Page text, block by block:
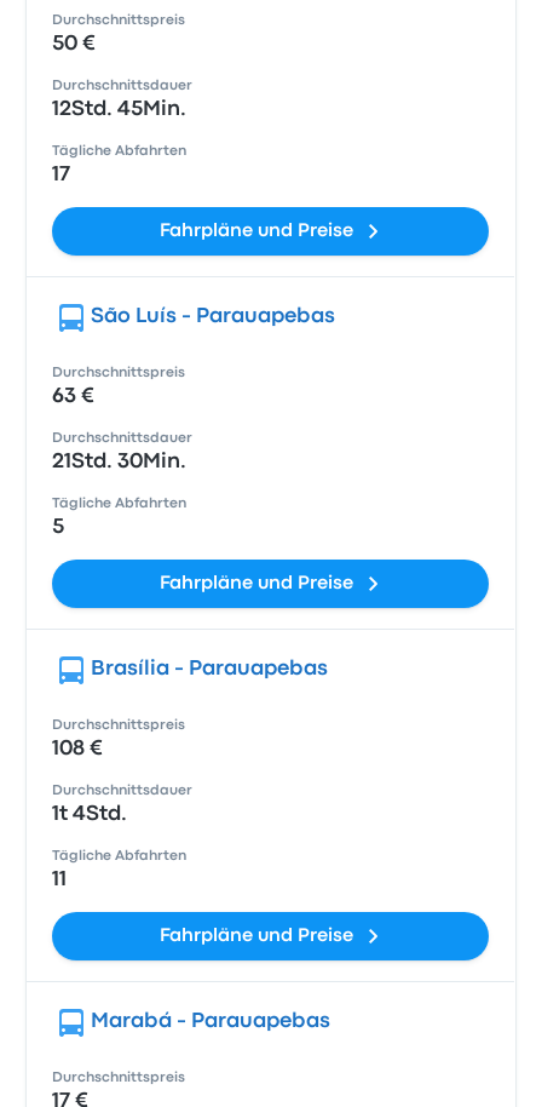
Durchschnittspreis
50 €
Durchschnittsdauer
12Std. 45Min.
Tägliche Abfahrten
17
Fahrpläne und Preise
São Luís - Parauapebas
Durchschnittspreis
63 €
Durchschnittsdauer
21Std. 30Min.
Tägliche Abfahrten
5
Fahrpläne und Preise
Brasília - Parauapebas
Durchschnittspreis
108 €
Durchschnittsdauer
1t 4Std.
Tägliche Abfahrten
11
Fahrpläne und Preise
Marabá - Parauapebas
Durchschnittspreis
17 €